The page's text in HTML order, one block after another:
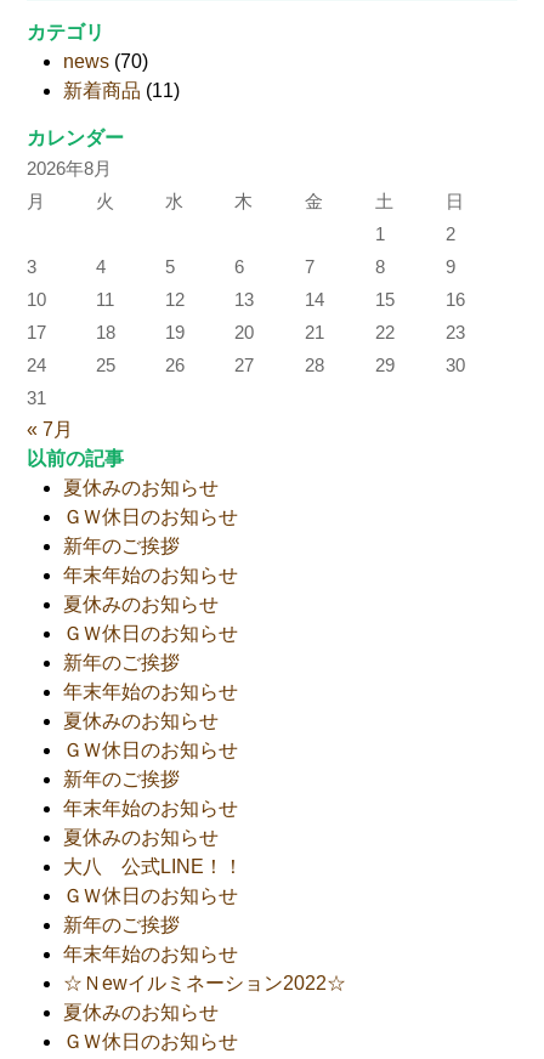
カテゴリ
news (70)
新着商品 (11)
カレンダー
2026年8月
月
火 水 木 金 土
日
1
2
3
4 5 6 7 8
9
10
11 12 13 14 15
16
17
18 19 20 21 22
23
24
25 26 27 28 29
30
31
« 7月
以前の記事
夏休みのお知らせ
ＧＷ休日のお知らせ
新年のご挨拶
年末年始のお知らせ
夏休みのお知らせ
ＧＷ休日のお知らせ
新年のご挨拶
年末年始のお知らせ
夏休みのお知らせ
ＧＷ休日のお知らせ
新年のご挨拶
年末年始のお知らせ
夏休みのお知らせ
大八 公式LINE！！
ＧＷ休日のお知らせ
新年のご挨拶
年末年始のお知らせ
☆Ｎewイルミネーション2022☆
夏休みのお知らせ
ＧＷ休日のお知らせ